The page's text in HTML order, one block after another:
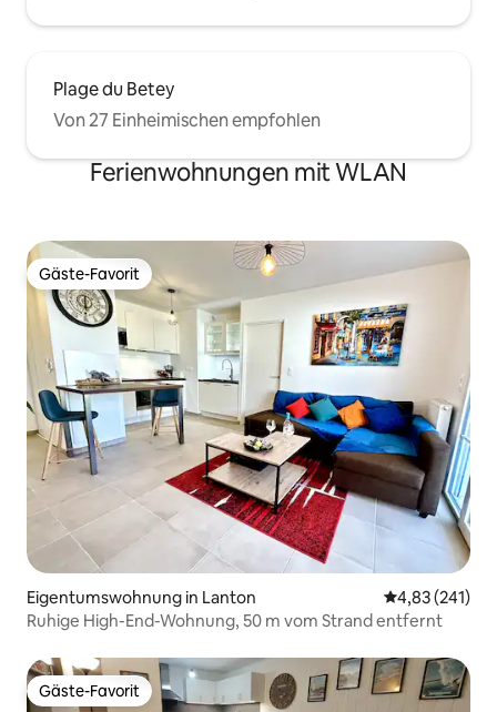
Plage du Betey
Von 27 Einheimischen empfohlen
Ferienwohnungen mit WLAN
Gäste-Favorit
Gäste-Favorit
Eigentumswohnung in Lanton
4,83 (241)
Ruhige High-End-Wohnung, 50 m vom Strand entfernt
Gäste-Favorit
Gäste-Favorit